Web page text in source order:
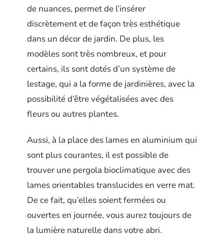
de nuances, permet de l’insérer
discrètement et de façon très esthétique
dans un décor de jardin. De plus, les
modèles sont très nombreux, et pour
certains, ils sont dotés d’un système de
lestage, qui a la forme de jardinières, avec la
possibilité d’être végétalisées avec des
fleurs ou autres plantes.
Aussi, à la place des lames en aluminium qui
sont plus courantes, il est possible de
trouver une pergola bioclimatique avec des
lames orientables translucides en verre mat.
De ce fait, qu’elles soient fermées ou
ouvertes en journée, vous aurez toujours de
la lumière naturelle dans votre abri.